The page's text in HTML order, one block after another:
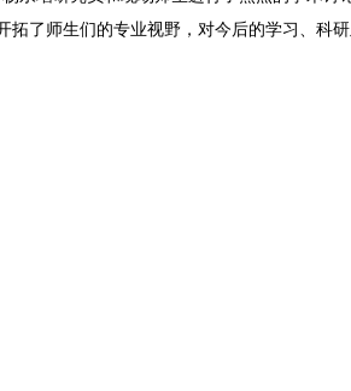
拓了师生们的专业视野，对今后的学习、科